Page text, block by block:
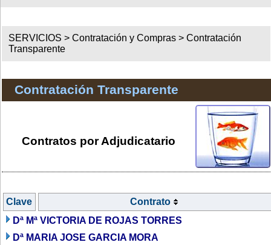
SERVICIOS >Contratación y Compras >Contratación
Transparente
Contratación Transparente
Contratos por Adjudicatario
Clave
Contrato
Dª Mª VICTORIA DE ROJAS TORRES
Dª MARIA JOSE GARCIA MORA